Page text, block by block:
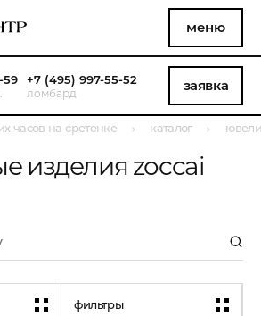
меню
59 +7 (495) 997-55-52
ломбард заявка
часов на сретенке каталог
изделия zoccai
фильтры